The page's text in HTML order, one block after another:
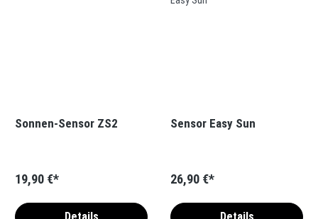
Sonnen-Sensor ZS2
19,90 €*
Sensor Easy Sun
26,90 €*